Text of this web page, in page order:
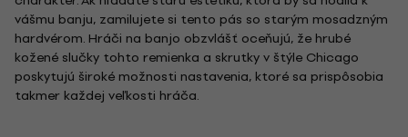
vášmu banju, zamilujete si tento pás so starým mosadzným
hardvérom. Hráči na banjo obzvlášť oceňujú, že hrubé
kožené slučky tohto remienka a skrutky v štýle Chicago
poskytujú široké možnosti nastavenia, ktoré sa prispôsobia
takmer každej veľkosti hráča.